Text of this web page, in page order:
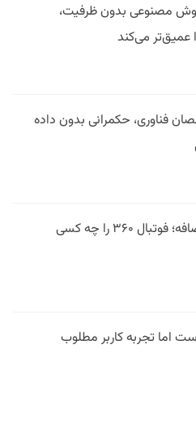
مصنوعی بدون ظرفیت،
می‌کند
فناوری، حکمرانی بدون داده
فیلتر در وقت اضافه؛ فوتبال ۳۶۰ را چه کسی
اما تجربه کاربر مطلوب